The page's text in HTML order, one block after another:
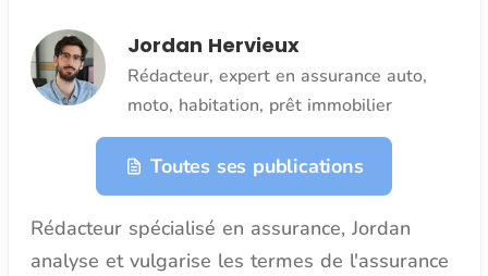
Jordan Hervieux
Rédacteur, expert en assurance auto,
moto, habitation, prêt immobilier
Toutes ses publications
Rédacteur spécialisé en assurance, Jordan
analyse et vulgarise les termes de l'assurance